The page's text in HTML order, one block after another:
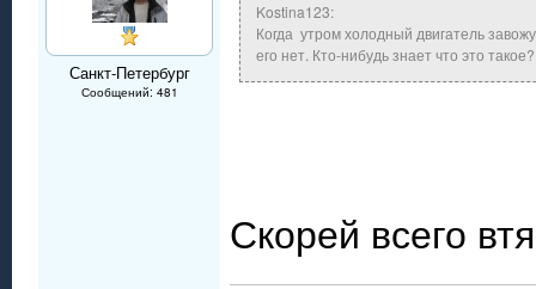
Санкт-Петербург
Сообщений: 481
Kostina123:
Когда утром холодный двигатель
его нет. Кто-нибудь знает что это такое?
Скорей всего